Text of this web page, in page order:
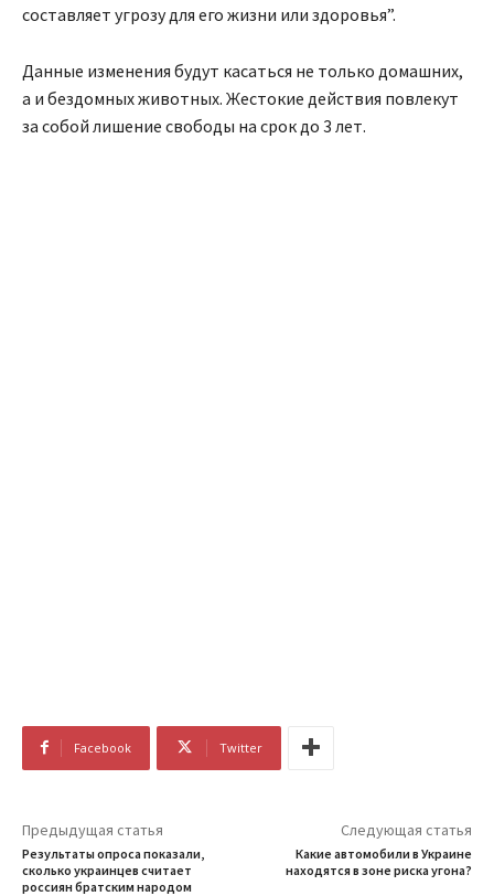
составляет угрозу для его жизни или здоровья”.
Данные изменения будут касаться не только домашних,
а и бездомных животных. Жестокие действия повлекут
за собой лишение свободы на срок до 3 лет.
Facebook Twitter
Предыдущая статья
Результаты опроса показали,
сколько украинцев считает
россиян братским народом
Следующая статья
Какие автомобили в Украине
находятся в зоне риска угона?